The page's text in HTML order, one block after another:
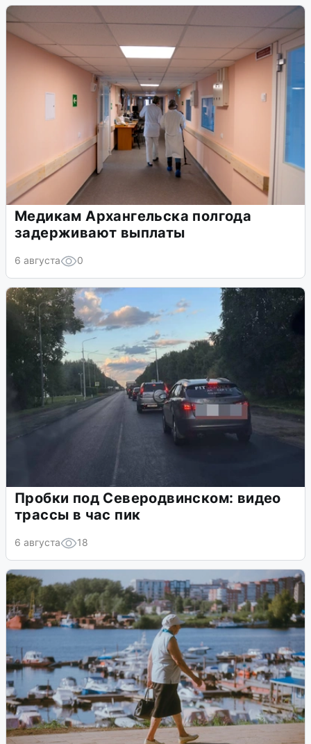
Медикам Архангельска полгода
задерживают выплаты
6 августа 0
Пробки под Северодвинском: видео
трассы в час пик
6 августа 18